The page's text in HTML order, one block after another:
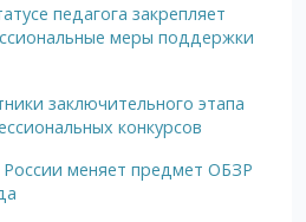
педагога закрепляет
меры поддержки
заключительного этапа
конкурсов
меняет предмет ОБЗР